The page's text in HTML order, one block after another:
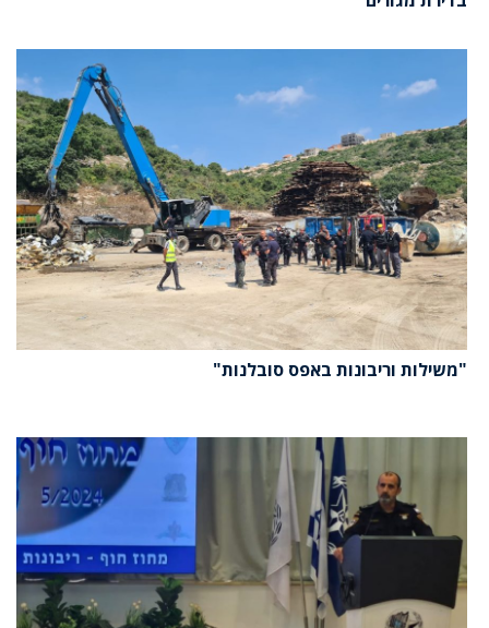
"משילות וריבונות באפס סובלנות"